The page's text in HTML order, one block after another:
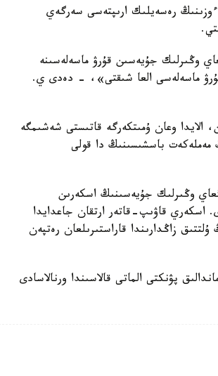
ءوزىنىڭ رەسەيلىك ارىپتەسى سەرگەي
وڭىرلىك جۇيەسىن قۇرۋ ماسەلەسىنە
قۇرۋ ماسەلەسى العا شىقتى»، - دەدى ي.
الايدا وعان ۇمىتكەرگە قاتىستى شەشىمگە
مەملەكەت باسشىسىنىڭ دا قولى
وڭىرلىك جۇيەسىنىڭ اسكەرىن
اسكەري قاۋىپ-قاتەر ارتقان جاعدايدا
زاڭدارىندا قاراستىرىلعان رەتپەن
پۋنكتى الماتى قالاسىندا ورنالاسادى